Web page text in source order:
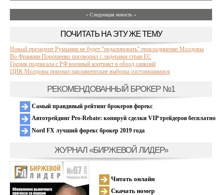
» Следующая новость »
ПОЧИТАТЬ НА ЭТУ ЖЕ ТЕМУ
Новый президент Румынии не будет "педалировать" присоединение Молдовы
Во Франции Порошенко поговорил с лидерами стран ЕС
Греция подписала с РФ военный контракт в обход санкций
ЦИК Молдовы признал парламентские выборы состоявшимися
РЕКОМЕНДОВАННЫЙ БРОКЕР №1
Самый правдивый рейтинг брокеров форекс
Автотрейдинг Pro-Rebate: копируй сделки VIP трейдеров бесплатно
Nord FX лучший форекс брокер 2019 года
ЖУРНАЛ «БИРЖЕВОЙ ЛИДЕР»
Читать онлайн
Скачать номер